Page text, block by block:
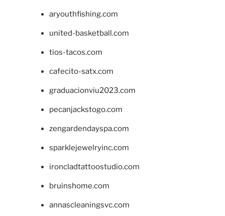
aryouthfishing.com
united-basketball.com
tios-tacos.com
cafecito-satx.com
graduacionviu2023.com
pecanjackstogo.com
zengardendayspa.com
sparklejewelryinc.com
ironcladtattoostudio.com
bruinshome.com
annascleaningsvc.com